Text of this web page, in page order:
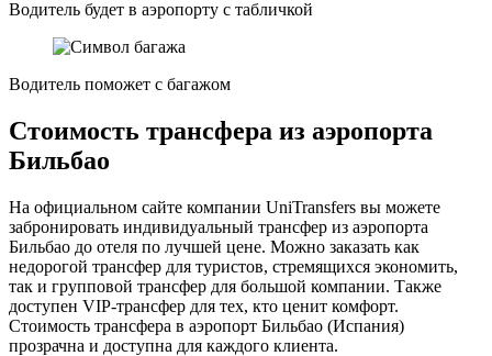
Водитель будет в аэропорту с табличкой
Водитель поможет с багажом
Стоимость трансфера из аэропорта
Бильбао
На официальном сайте компании UniTransfers вы можете
забронировать индивидуальный трансфер из аэропорта
Бильбао до отеля по лучшей цене. Можно заказать как
недорогой трансфер для туристов, стремящихся экономить,
так и групповой трансфер для большой компании. Также
доступен VIP-трансфер для тех, кто ценит комфорт.
Стоимость трансфера в аэропорт Бильбао (Испания)
прозрачна и доступна для каждого клиента.